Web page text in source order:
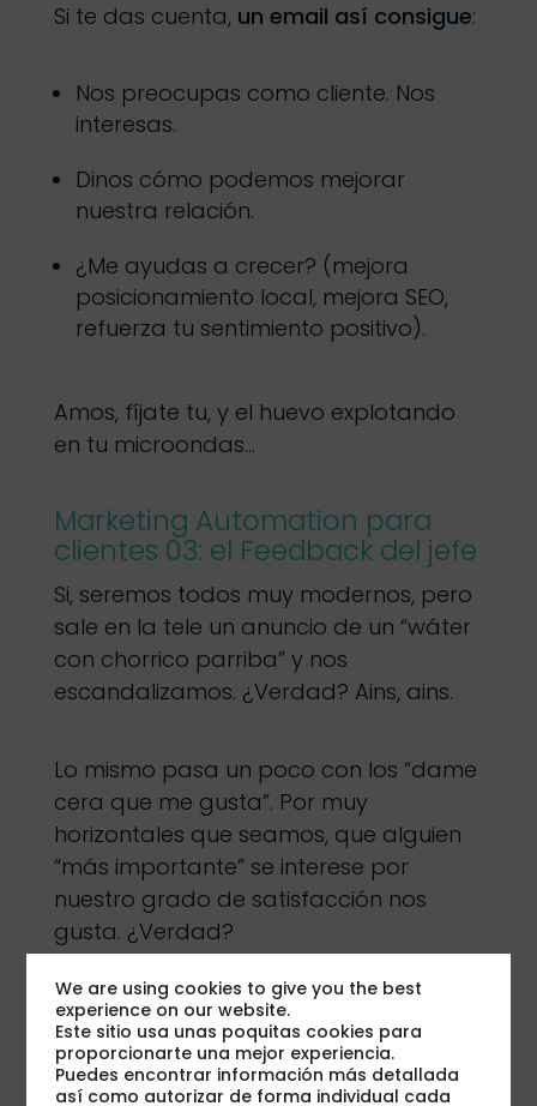
Si te das cuenta, un email así consigue:
Nos preocupas como cliente. Nos
interesas.
Dinos cómo podemos mejorar
nuestra relación.
¿Me ayudas a crecer? (mejora
posicionamiento local, mejora SEO,
refuerza tu sentimiento positivo).
Amos, fíjate tu, y el huevo explotando
en tu microondas…
Marketing Automation para
clientes 03: el Feedback del jefe
Si, seremos todos muy modernos, pero
sale en la tele un anuncio de un “wáter
con chorrico parriba” y nos
escandalizamos. ¿Verdad? Ains, ains.
Lo mismo pasa un poco con los “dame
cera que me gusta”. Por muy
horizontales que seamos, que alguien
“más importante” se interese por
nuestro grado de satisfacción nos
gusta. ¿Verdad?
Por eso,al cabo de 3 meses de
convertirse en cliente, un nuevo correo
electrónico llega interesándose por
We are using cookies to give you the best
experience on our website.
Este sitio usa unas poquitas cookies para
proporcionarte una mejor experiencia.
Puedes encontrar información más detallada
así como autorizar de forma individual cada